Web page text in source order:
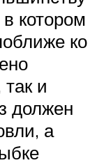
котором
ко
и
должен
а